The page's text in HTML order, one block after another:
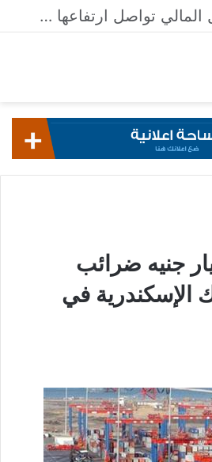
معدلات الشمول المالي تواصل ارتفاعها 79% من المواطنين يمتلكون حسابات نشطة تمكنهم من إجراء معاملات مالية
٣,٨ مليار جنيه ضرائب
الإسكندرية في